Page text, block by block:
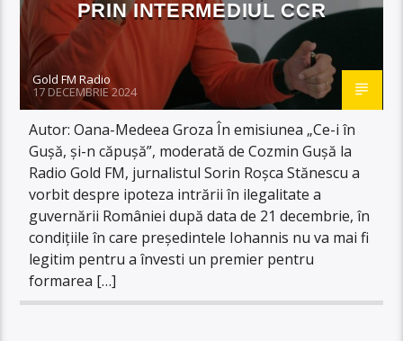
PRIN INTERMEDIUL CCR
Gold FM Radio
17 DECEMBRIE 2024
Autor: Oana-Medeea Groza În emisiunea „Ce-i în
Gușă, și-n căpușă”, moderată de Cozmin Gușă la
Radio Gold FM, jurnalistul Sorin Roșca Stănescu a
vorbit despre ipoteza intrării în ilegalitate a
guvernării României după data de 21 decembrie, în
condițiile în care președintele Iohannis nu va mai fi
legitim pentru a învesti un premier pentru
formarea […]